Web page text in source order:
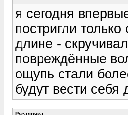
я сегодня
постригли
длине -
повреждённые
ощупь стали
будут вести себя
Русалочка